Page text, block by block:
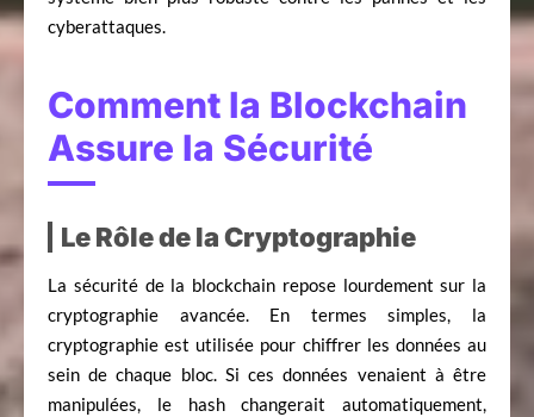
cyberattaques.
Comment la Blockchain
Assure la Sécurité
Le Rôle de la Cryptographie
La sécurité de la blockchain repose lourdement sur la
cryptographie avancée. En termes simples, la
cryptographie est utilisée pour chiffrer les données au
sein de chaque bloc. Si ces données venaient à être
manipulées, le hash changerait automatiquement,